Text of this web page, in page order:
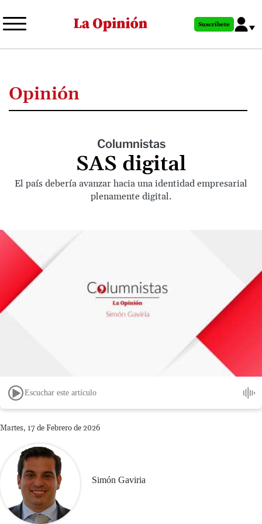
al
principal
Suscríbete
Opinión
Columnistas
SAS digital
El país debería avanzar hacia una identidad empresarial
plenamente digital.
Escuchar este artículo
Martes, 17 de Febrero de 2026
Simón Gaviria